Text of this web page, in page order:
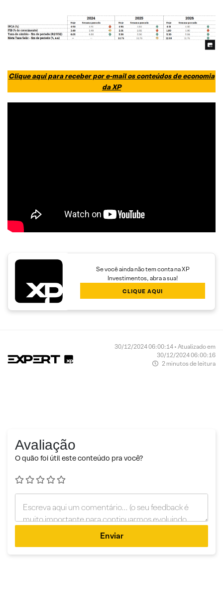
Clique aqui para receber por e-mail os conteúdos de economia
da XP
Se você ainda não tem conta na XP
Investimentos, abra a sua!
CLIQUE AQUI
30/12/2024 06:00:14 • Atualizado em
30/12/2024 06:00:16
2 minutos de leitura
Avaliação
O quão foi útil este conteúdo pra você?
Enviar